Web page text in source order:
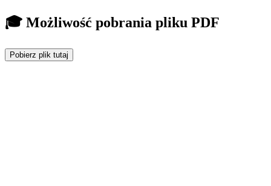
🎓 Możliwość pobrania pliku PDF
Pobierz plik tutaj